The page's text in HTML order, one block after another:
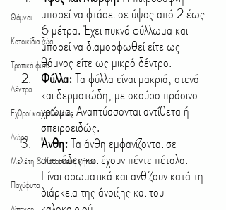
Θάμνοι
Κατοικίδια ζώα
Τροπικά φυτά
Δέντρα
Εχθροί και ασθένειες
Δώρα
Μελέτη & Κατασκευή κήπου
Παχύφυτα
μπορεί να φτάσει σε ύψος από 2 έως
6 μέτρα. Έχει πυκνό φύλλωμα και
μπορεί να διαμορφωθεί είτε ως
θάμνος είτε ως μικρό δέντρο.
Φύλλα: Τα φύλλα είναι μακριά, στενά
και δερματώδη, με σκούρο πράσινο
χρώμα. Αναπτύσσονται αντίθετα ή
σπειροειδώς.
Άνθη: Τα άνθη εμφανίζονται σε
συστάδες και έχουν πέντε πέταλα.
Είναι αρωματικά και ανθίζουν κατά τη
διάρκεια της άνοιξης και του